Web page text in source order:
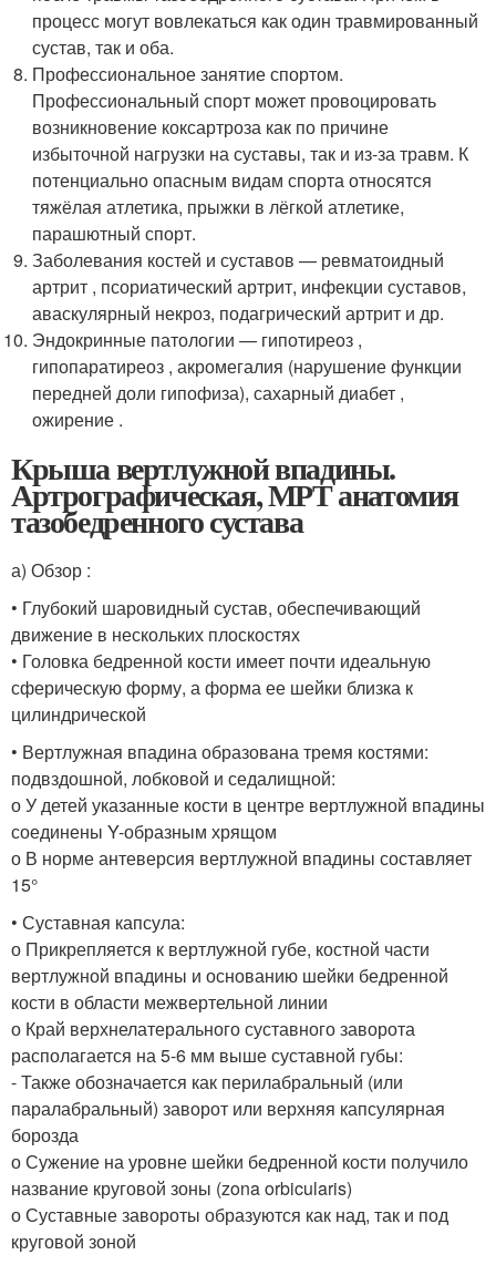
процесс могут вовлекаться как один травмированный
сустав, так и оба.
Профессиональное занятие спортом.
Профессиональный спорт может провоцировать
возникновение коксартроза как по причине
избыточной нагрузки на суставы, так и из-за травм. К
потенциально опасным видам спорта относятся
тяжёлая атлетика, прыжки в лёгкой атлетике,
парашютный спорт.
Заболевания костей и суставов — ревматоидный
артрит , псориатический артрит, инфекции суставов,
аваскулярный некроз, подагрический артрит и др.
Эндокринные патологии — гипотиреоз ,
гипопаратиреоз , акромегалия (нарушение функции
передней доли гипофиза), сахарный диабет ,
ожирение .
Крыша вертлужной впадины.
Артрографическая, МРТ анатомия
тазобедренного сустава
а) Обзор :
• Глубокий шаровидный сустав, обеспечивающий
движение в нескольких плоскостях
• Головка бедренной кости имеет почти идеальную
сферическую форму, а форма ее шейки близка к
цилиндрической
• Вертлужная впадина образована тремя костями:
подвздошной, лобковой и седалищной:
о У детей указанные кости в центре вертлужной впадины
соединены Y-образным хрящом
о В норме антеверсия вертлужной впадины составляет
15°
• Суставная капсула:
о Прикрепляется к вертлужной губе, костной части
вертлужной впадины и основанию шейки бедренной
кости в области межвертельной линии
о Край верхнелатерального суставного заворота
располагается на 5-6 мм выше суставной губы:
- Также обозначается как перилабральный (или
паралабральный) заворот или верхняя капсулярная
борозда
о Сужение на уровне шейки бедренной кости получило
название круговой зоны (zona orbicularis)
о Суставные завороты образуются как над, так и под
круговой зоной